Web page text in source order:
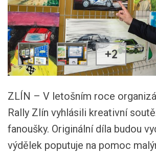
+2
ZLÍN – V letošním roce
Rally Zlín vyhlásili kreativní
fanoušky. Originální díla budou
výdělek poputuje na pomoc